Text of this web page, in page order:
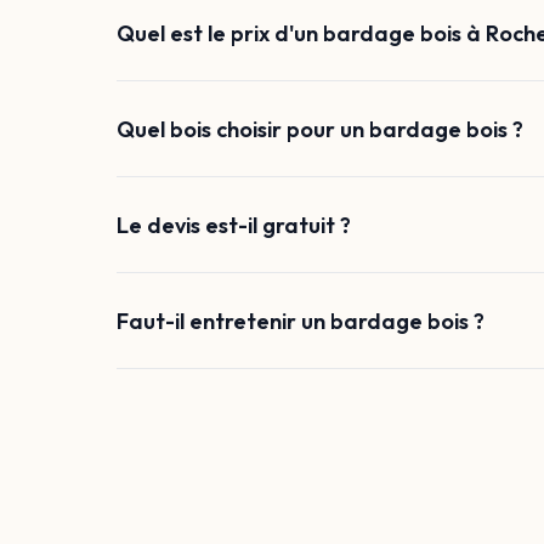
Quel est le prix d'un bardage bois à
Quel bois choisir pour un bardage bois ?
Le devis est-il gratuit ?
Faut-il entretenir un bardage bois ?